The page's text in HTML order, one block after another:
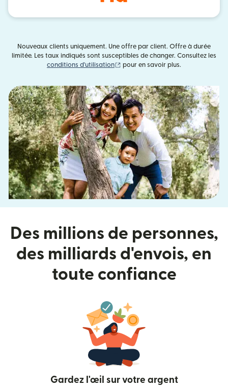
Nouveaux clients uniquement. Une offre par client. Offre à durée
limitée. Les taux indiqués sont susceptibles de changer. Consultez les
conditions d'utilisation
(s'ouvre dans une nouvelle fenêtre)
pour en savoir plus.
Des millions de personnes,
des milliards d'envois, en
toute confiance
Gardez l'œil sur votre argent